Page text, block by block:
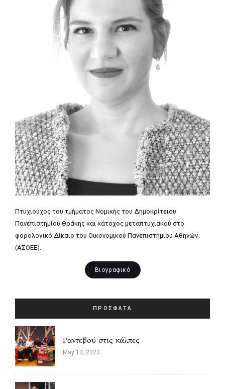
Πτυχιούχος του τμήματος Νομικής του Δημοκρίτειου
Πανεπιστημίου Θράκης και κάτοχος μεταπτυχιακού στο
φορολογικό Δίκαιο του Οικονομικού Πανεπιστημίου Αθηνών
(ΑΣΟΕΕ).
Βιογραφικό
ΠΡΟΣΦΑΤΑ
Ραντεβού στις κάλπες
May 13, 2023